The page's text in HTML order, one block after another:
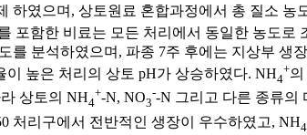
하였으며, 상토원료 혼합과정에서 총 질소 농
포함한 비료는 모든 처리에서 동일한 농도
를 분석하였으며, 파종 7주 후에는 지상부
이 높은 처리의 상토 pH가 상승하였다. NH4
+
상토의 NH4
+-N, NO3
--N 그리고 다른 종류의
처리구에서 전반적인 생장이 우수하였고, NH4